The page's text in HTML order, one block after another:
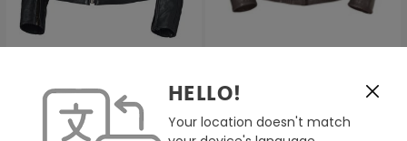
Held Robin Damen
Motorrad Lederjacke
349,95 €
Held Shina Damen
Lederjacke
189,95 €399,95 €
HELLO!
Your location doesn't match